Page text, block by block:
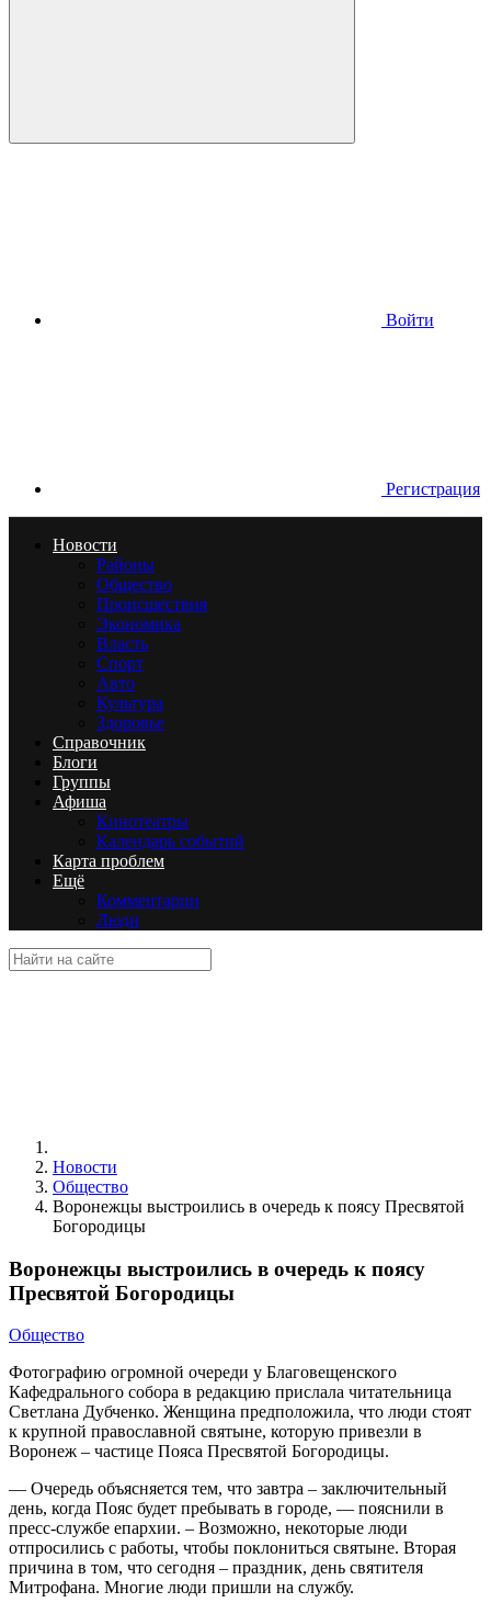
Войти
Регистрация
Новости
Районы
Общество
Происшествия
Экономика
Власть
Спорт
Авто
Культура
Здоровье
Справочник
Блоги
Группы
Афиша
Кинотеатры
Календарь событий
Карта проблем
Ещё
Комментарии
Люди
Новости
Общество
Воронежцы выстроились в очередь к поясу Пресвятой
Богородицы
Воронежцы выстроились в очередь к поясу
Пресвятой Богородицы
Общество
Фотографию огромной очереди у Благовещенского
Кафедрального собора в редакцию прислала читательница
Светлана Дубченко. Женщина предположила, что люди стоят
к крупной православной святыне, которую привезли в
Воронеж – частице Пояса Пресвятой Богородицы.
— Очередь объясняется тем, что завтра – заключительный
день, когда Пояс будет пребывать в городе, — пояснили в
пресс-службе епархии. – Возможно, некоторые люди
отпросились с работы, чтобы поклониться святыне. Вторая
причина в том, что сегодня – праздник, день святителя
Митрофана. Многие люди пришли на службу.